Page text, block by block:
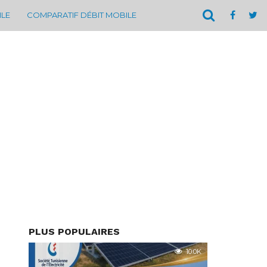
COMPARATIF DÉBIT MOBILE
PLUS POPULAIRES
10.0K